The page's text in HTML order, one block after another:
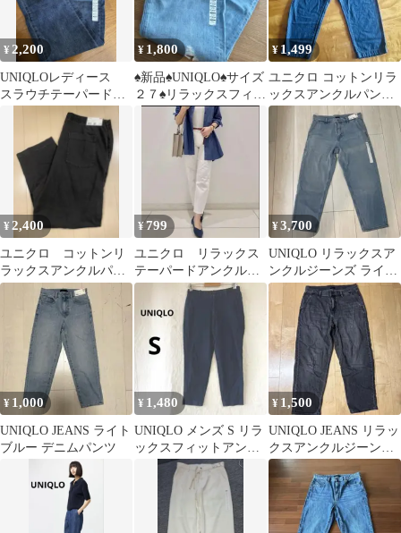
¥ 2,200
UNIQLOレディース
スラウチテーパードア
ンクルジーンズ
¥ 1,800
♠️新品♠️UNIQLO♠️サイズ
２７♠️リラックスフィッ
トアンクルジーンズ♠️
¥1,499
ユニクロ コットンリラ
ックスアンクルパンツ
XL ブルー イージーパ
¥2,400
ユニクロ コットンリ
ラックスアンクルパン
ツXXL
¥799
ユニクロ リラックス
テーパードアンクルジ
ーンズ サイズ25 ホワ
¥3,700
UNIQLO リラックスア
ンクルジーンズ ライト
ブルー M
¥ 1,000
UNIQLO JEANS ライト
ブルー デニムパンツ
¥ 1,480
UNIQLO メンズ S リラ
ックスフィットアンク
ルパンツ ストレッチデ
¥ 1,500
UNIQLO JEANS リラッ
クスアンクルジーン
ズ Lサイズ